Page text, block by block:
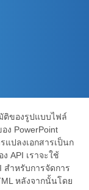
ติของรูปแบบไฟล์
ง PowerPoint
แปลงเอกสารเป็นก
API เราจะใช้
สำหรับการจัดการ
หลังจากนั้นโดย